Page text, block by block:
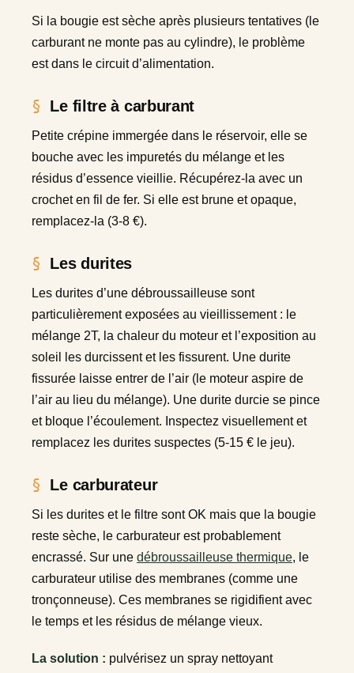
Si la bougie est sèche après plusieurs tentatives (le
carburant ne monte pas au cylindre), le problème
est dans le circuit d’alimentation.
Le filtre à carburant
Petite crépine immergée dans le réservoir, elle se
bouche avec les impuretés du mélange et les
résidus d’essence vieillie. Récupérez-la avec un
crochet en fil de fer. Si elle est brune et opaque,
remplacez-la (3-8 €).
Les durites
Les durites d’une débroussailleuse sont
particulièrement exposées au vieillissement : le
mélange 2T, la chaleur du moteur et l’exposition au
soleil les durcissent et les fissurent. Une durite
fissurée laisse entrer de l’air (le moteur aspire de
l’air au lieu du mélange). Une durite durcie se pince
et bloque l’écoulement. Inspectez visuellement et
remplacez les durites suspectes (5-15 € le jeu).
Le carburateur
Si les durites et le filtre sont OK mais que la bougie
reste sèche, le carburateur est probablement
encrassé. Sur une débroussailleuse thermique, le
carburateur utilise des membranes (comme une
tronçonneuse). Ces membranes se rigidifient avec
le temps et les résidus de mélange vieux.
La solution : pulvérisez un spray nettoyant